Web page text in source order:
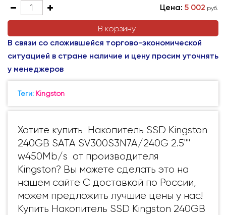
В корзину
Цена: 5 002 руб.
В связи со сложившейся торгово-экономической
ситуацией в стране наличие и цену просим уточнять
у менеджеров
Теги: Kingston
Хотите купить Накопитель SSD Kingston
240GB SATA SV300S3N7A/240G 2.5""
w450Mb/s от производителя
Kingston? Вы можете сделать это на
нашем сайте С доставкой по России,
можем предложить лучшие цены у нас!
Купить Накопитель SSD Kingston 240GB